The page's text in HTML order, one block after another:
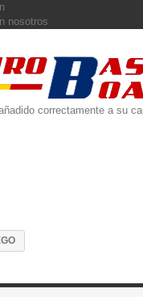
nosotros
correctamente a su